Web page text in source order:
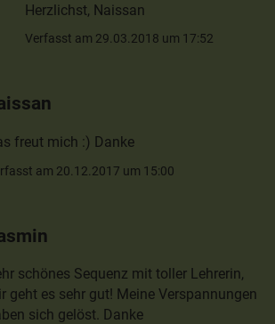
Herzlichst, Naissan
Verfasst am 29.03.2018 um 17:52
freut mich :) Danke
am 20.12.2017 um 15:00
schönes Sequenz mit toller Lehrerin,
geht es sehr gut! Meine Verspannungen
sich gelöst. Danke